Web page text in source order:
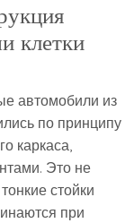
клетки
автомобили из
по принципу
каркаса,
Это не
стойки
при